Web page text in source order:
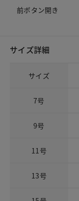
前ボタン開き
サイズ詳細
サイズ
7号
9号
11号
13号